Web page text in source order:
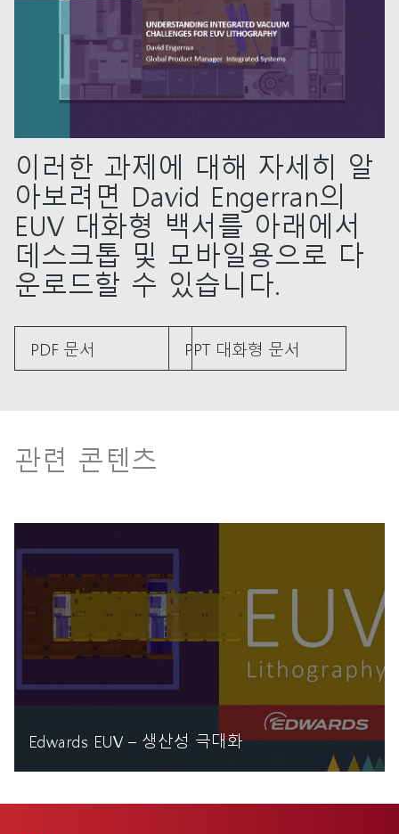
이러한 과제에 대해 자세히 알
아보려면 David Engerran의
EUV 대화형 백서를 아래에서
데스크톱 및 모바일용으로 다
운로드할 수 있습니다.
PDF 문서 PPT 대화형 문서
관련 콘텐츠
Edwards EUV – 생산성 극대화